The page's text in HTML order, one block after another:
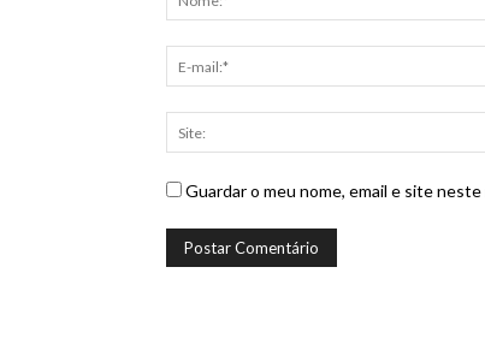
Guardar o meu nome, email e site